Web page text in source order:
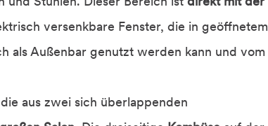
versenkbare Fenster, die in geöffnetem
als Außenbar genutzt werden kann und vom
aus zwei sich überlappenden